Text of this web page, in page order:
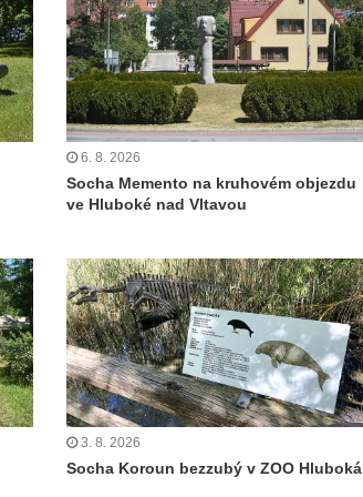
6. 8. 2026
Socha Memento na kruhovém objezdu
ve Hluboké nad Vltavou
3. 8. 2026
Socha Koroun bezzubý v ZOO Hluboká